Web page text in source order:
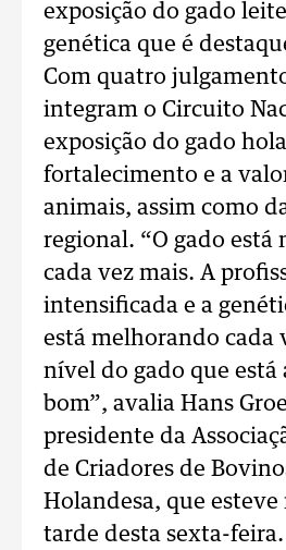
exposição do gado
genética que é
Com quatro
integram o Circuito
exposição do gado
fortalecimento e a
animais, assim como
regional. “O gado está
cada vez mais. A
intensificada e a
está melhorando cada
nível do gado que está
bom”, avalia Hans
presidente da
de Criadores de
Holandesa, que
tarde desta sexta-feira.